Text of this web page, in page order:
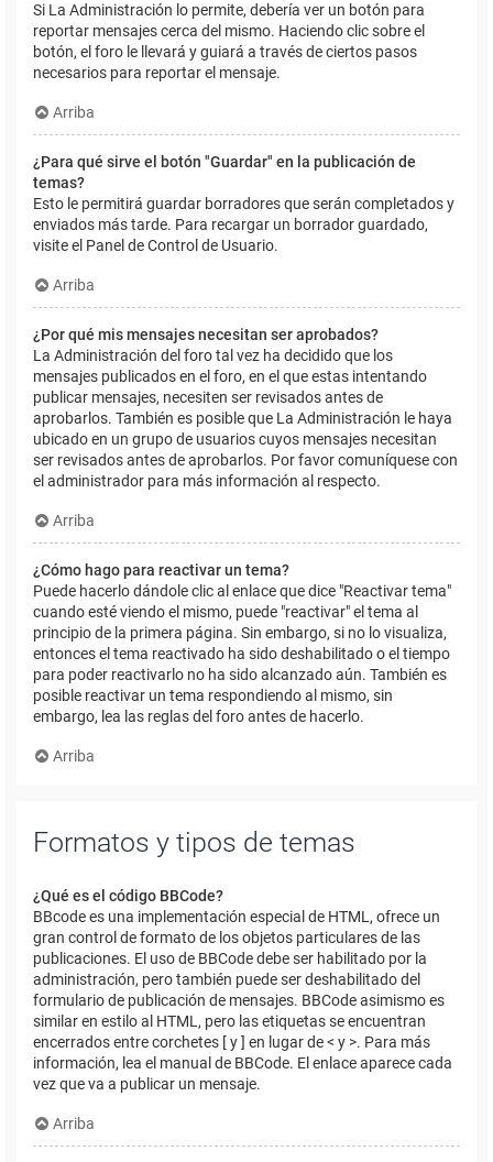
Si La Administración lo permite, debería ver un botón para
reportar mensajes cerca del mismo. Haciendo clic sobre el
botón, el foro le llevará y guiará a través de ciertos pasos
necesarios para reportar el mensaje.
Arriba
¿Para qué sirve el botón "Guardar" en la publicación de
temas?
Esto le permitirá guardar borradores que serán completados y
enviados más tarde. Para recargar un borrador guardado,
visite el Panel de Control de Usuario.
Arriba
¿Por qué mis mensajes necesitan ser aprobados?
La Administración del foro tal vez ha decidido que los
mensajes publicados en el foro, en el que estas intentando
publicar mensajes, necesiten ser revisados antes de
aprobarlos. También es posible que La Administración le haya
ubicado en un grupo de usuarios cuyos mensajes necesitan
ser revisados antes de aprobarlos. Por favor comuníquese con
el administrador para más información al respecto.
Arriba
¿Cómo hago para reactivar un tema?
Puede hacerlo dándole clic al enlace que dice "Reactivar tema"
cuando esté viendo el mismo, puede "reactivar" el tema al
principio de la primera página. Sin embargo, si no lo visualiza,
entonces el tema reactivado ha sido deshabilitado o el tiempo
para poder reactivarlo no ha sido alcanzado aún. También es
posible reactivar un tema respondiendo al mismo, sin
embargo, lea las reglas del foro antes de hacerlo.
Arriba
Formatos y tipos de temas
¿Qué es el código BBCode?
BBcode es una implementación especial de HTML, ofrece un
gran control de formato de los objetos particulares de las
publicaciones. El uso de BBCode debe ser habilitado por la
administración, pero también puede ser deshabilitado del
formulario de publicación de mensajes. BBCode asimismo es
similar en estilo al HTML, pero las etiquetas se encuentran
encerrados entre corchetes [ y ] en lugar de < y >. Para más
información, lea el manual de BBCode. El enlace aparece cada
vez que va a publicar un mensaje.
Arriba